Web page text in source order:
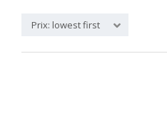
Prix: lowest first